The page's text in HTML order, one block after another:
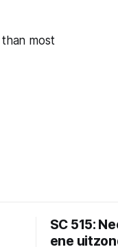
most
SC 515:
ene